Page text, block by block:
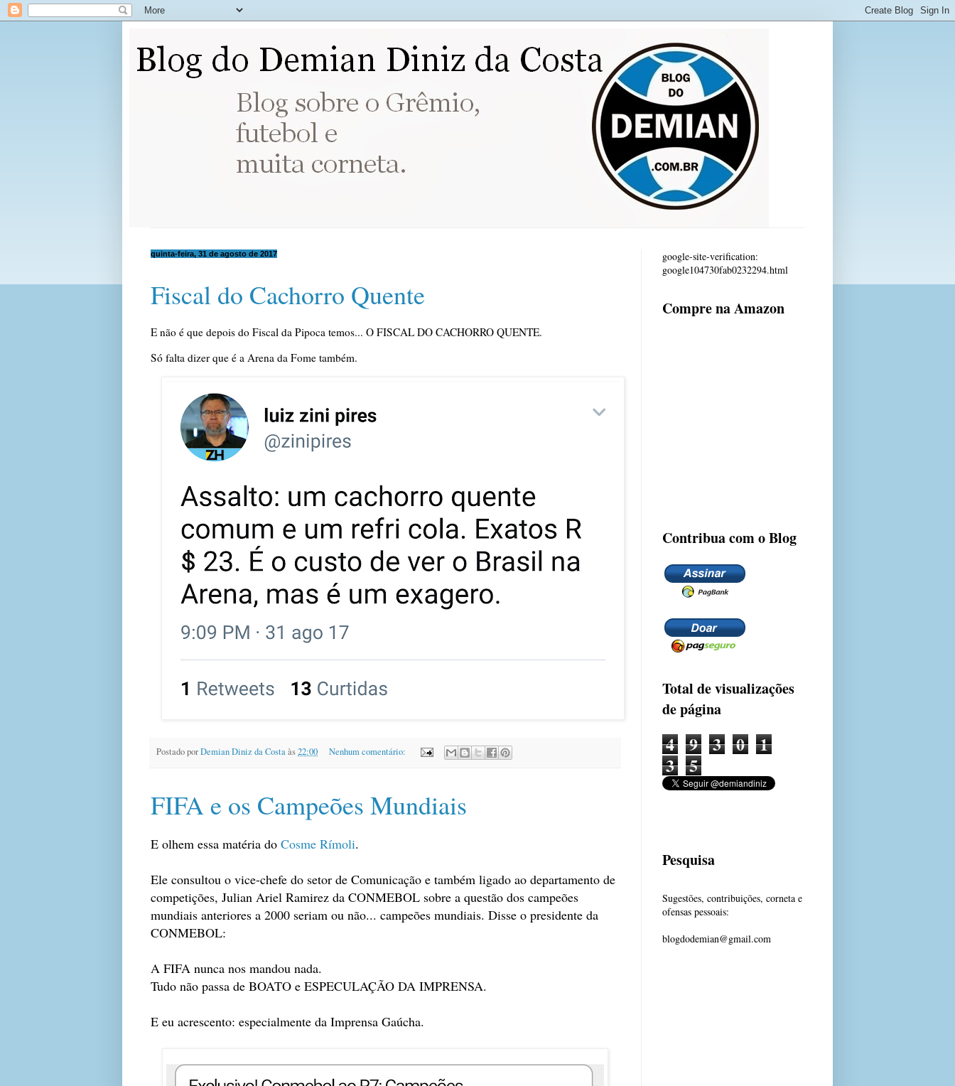
quinta-feira, 31 de agosto de 2017
Fiscal do Cachorro Quente
E não é que depois do Fiscal da Pipoca temos... O FISCAL DO CACHORRO QUENTE.
Só falta dizer que é a Arena da Fome também.
Postado porDemian Diniz da Costaàs22:00 Nenhum comentário:
FIFA e os Campeões Mundiais
E olhem essa matéria do Cosme Rímoli.
Ele consultou o vice-chefe do setor de Comunicação e também ligado ao departamento de
competições, Julian Ariel Ramirez da CONMEBOL sobre a questão dos campeões
mundiais anteriores a 2000 seriam ou não... campeões mundiais. Disse o presidente da
CONMEBOL:
A FIFA nunca nos mandou nada.
Tudo não passa de BOATO e ESPECULAÇÃO DA IMPRENSA.
E eu acrescento: especialmente da Imprensa Gaúcha.
google-site-verification:
google104730fab0232294.html
Compre na Amazon
Contribua com o Blog
Total de visualizações
de página
4 9 3 0 1
3 5
Pesquisa
Sugestões, contribuições, corneta e
ofensas pessoais:
blogdodemian@gmail.com